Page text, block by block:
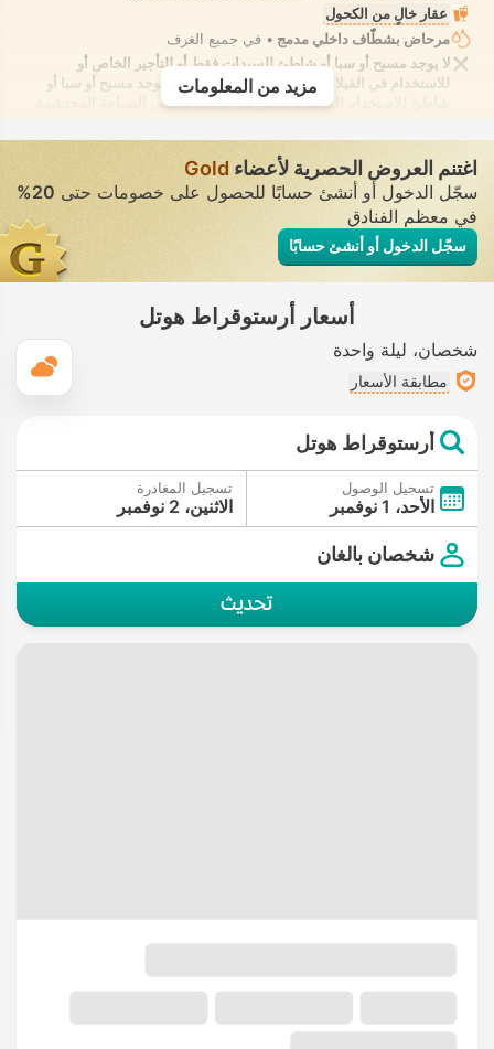
عقار خالٍ من الكحول
مرحاض بشطّاف داخلي مدمج • في جميع الغرف
لا يوجد مسبح أو سبا أو شاطئ للسيدات فقط أو للتأجير الخاص أو
للاستخدام في الفيلا/الغرفة يوفر الانعزال التام. لا يوجد مسبح أو سبا أو
شاطئ للاستخدام المُختلط يُسمح فيه بارتداء ملابس السباحة المحتشمة
مزيد من المعلومات
اغتنم العروض الحصرية لأعضاء Gold
سجّل الدخول أو أنشئ حسابًا للحصول على خصومات حتى20%
في معظم الفنادق
سجّل الدخول أو أنشئ حسابًا
أسعار أرستوقراط هوتل
شخصان ليلة واحدة
مطابقة الأسعار
أرستوقراط هوتل
تسجيل الوصول
الأحد، 1 نوفمبر
تسجيل المغادرة
الاثنين، 2 نوفمبر
شخصان بالغان
تحديث